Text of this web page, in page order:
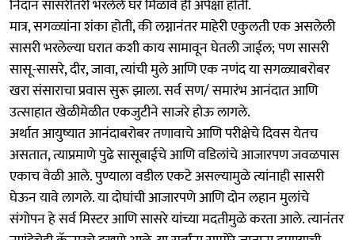
निदान सासरीतरी भरलेले घर मिळावे ही अपेक्षा होती.
मात्र, सगळ्यांना शंका होती, की लग्नानंतर माहेरी एकुलती एक असलेली
सासरी भरलेल्या घरात कशी काय सामावून घेतली जाईल; पण सासरी
सासू-सासरे, दीर, जावा, त्यांची मुले आणि एक नणंद या सगळ्याबरोबर
खरा संसाराचा प्रवास सुरू झाला. सर्व सण/ समारंभ आनंदात आणि
उत्साहात खेळीमेळीत एकजुटीने साजरे होऊ लागले.
अर्थात आयुष्यात आनंदाबरोबर तणावाचे आणि परीक्षेचे दिवस येतच
असतात, त्याप्रमाणे पुढे सासूबाईचे आणि वडिलांचे आजारपण जवळपास
एकाच वेळी आले. पुण्याला वडील एकटे असल्यामुळे त्यांनाही सासरी
घेऊन यावे लागले. या दोघांची आजारपणे आणि दोन लहान मुलांचे
संगोपन हे सर्व मिस्टर आणि सासरे यांच्या मदतीमुळे करता आले. त्यानंतर